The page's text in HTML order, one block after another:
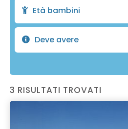
Età bambini
Deve avere
3 RISULTATI TROVATI